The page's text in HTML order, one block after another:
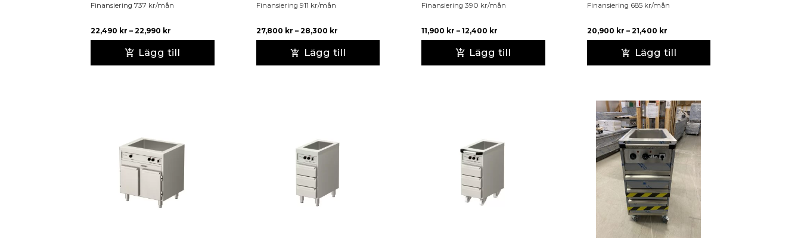
Finansiering 737 kr/mån
22,490 kr – 22,990 kr
Lägg till
Finansiering 911 kr/mån
27,800 kr – 28,300 kr
Lägg till
Finansiering 390 kr/mån
11,900 kr – 12,400 kr
Lägg till
Finansiering 685 kr/mån
20,900 kr – 21,400 kr
Lägg till